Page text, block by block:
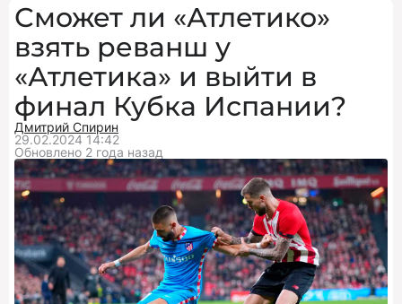
Сможет ли «Атлетико»
взять реванш у
«Атлетика» и выйти в
финал Кубка Испании?
Дмитрий Спирин
29.02.2024 14:42
Обновлено 2 года назад